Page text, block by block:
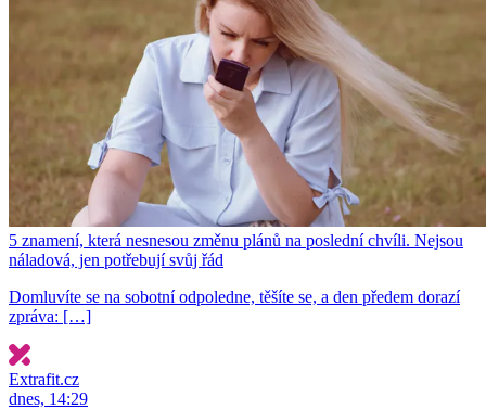
5 znamení, která nesnesou změnu plánů na poslední chvíli. Nejsou
náladová, jen potřebují svůj řád
Domluvíte se na sobotní odpoledne, těšíte se, a den předem dorazí
zpráva: […]
Extrafit.cz
dnes, 14:29